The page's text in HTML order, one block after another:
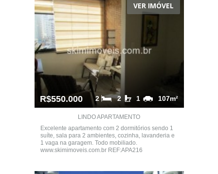
VER IMÓVEL
R$550.000 107m²
1
2
2
LINDO APARTAMENTO
Excelente apartamento com 2 dormitórios sendo 1
suíte, sala para 2 ambientes, cozinha, lavanderia e
1 vaga na garagem. Todo mobiliado.
www.skimimoveis.com.br REF:APA216